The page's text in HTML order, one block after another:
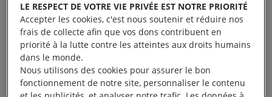
LE RESPECT DE VOTRE VIE PRIVÉE EST NOTRE PRIORITÉ
Accepter les cookies, c'est nous soutenir et réduire nos
frais de collecte afin que vos dons contribuent en
priorité à la lutte contre les atteintes aux droits humains
dans le monde.
Nous utilisons des cookies pour assurer le bon
fonctionnement de notre site, personnaliser le contenu